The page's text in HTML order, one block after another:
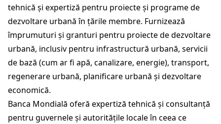
tehnică și expertiză pentru proiecte și programe de
dezvoltare urbană în țările membre. Furnizează
împrumuturi și granturi pentru proiecte de dezvoltare
urbană, inclusiv pentru infrastructură urbană, servicii
de bază (cum ar fi apă, canalizare, energie), transport,
regenerare urbană, planificare urbană și dezvoltare
economică.
Banca Mondială oferă expertiză tehnică și consultanță
pentru guvernele și autoritățile locale în ceea ce